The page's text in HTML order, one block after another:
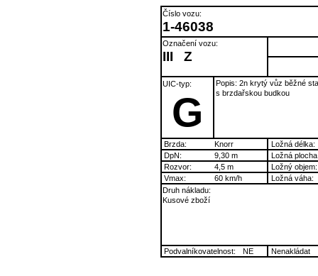
Číslo vozu:
1-46038
Označení vozu:
III Z
UIC-typ:
G
Popis: 2n krytý vůz běžné
s brzdařskou budkou
Brzda: Knorr
Ložná délka:
DpN:
9,30 m
Ložná
Rozvor:
4,5 m
Ložný objem:
Vmax:
60 km/h
Ložná váha:
Druh nákladu:
Kusové zboží
Podvalníkovatelnost: NE Nenakládat